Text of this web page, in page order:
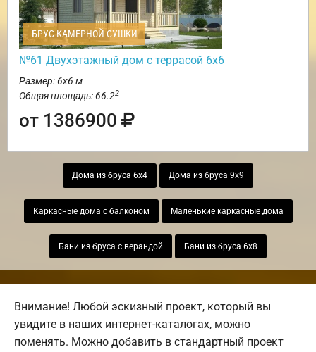
БРУС КАМЕРНОЙ СУШКИ
№61 Двухэтажный дом с террасой 6х6
Размер: 6х6 м
Общая площадь: 66.22
от 1386900
Дома из бруса 6х4 Дома из бруса 9х9
Каркасные дома с балконом Маленькие каркасные дома
Бани из бруса с верандой Бани из бруса 6х8
Внимание! Любой эскизный проект, который вы
увидите в наших интернет-каталогах, можно
поменять. Можно добавить в стандартный проект